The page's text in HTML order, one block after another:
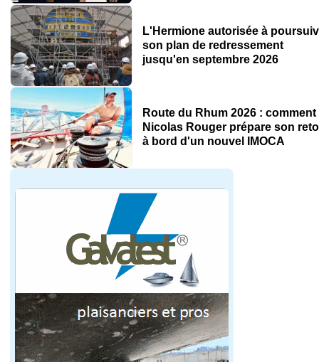
L'Hermione autorisée à
son plan de redressement
jusqu'en septembre 2026
Route du Rhum 2026 : comment
Nicolas Rouger prépare son
à bord d'un nouvel IMOCA